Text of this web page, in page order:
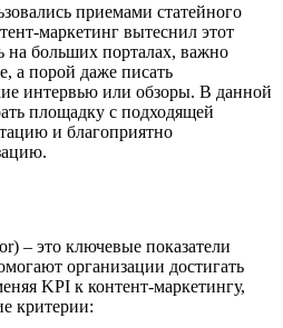
приемами статейного
маркетинг вытеснил этот
на больших порталах, важно
а порой даже писать
интервью или обзоры. В данной
площадку с подходящей
и благоприятно
– это ключевые показатели
организации достигать
KPI к контент-маркетингу,
критерии: